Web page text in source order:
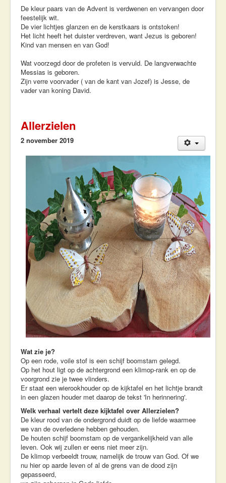
De kleur paars van de Advent is verdwenen en vervangen door
feestelijk wit.
De vier lichtjes glanzen en de kerstkaars is ontstoken!
Het licht heeft het duister verdreven, want Jezus is geboren!
Kind van mensen en van God!
Wat voorzegd door de profeten is vervuld. De langverwachte
Messias is geboren.
Zijn verre voorvader ( van de kant van Jozef) is Jesse, de
vader van koning David.
Allerzielen
2 november 2019
Wat zie je?
Op een rode, voile stof is een schijf boomstam gelegd.
Op het hout ligt op de achtergrond een klimop-rank en op de
voorgrond zie je twee vlinders.
Er staat een wierookhouder op de kijktafel en het lichtje brandt
in een glazen houder met daarop de tekst 'In herinnering'.
Welk verhaal vertelt deze kijktafel over Allerzielen?
De kleur rood van de ondergrond duidt op de liefde waarmee
we van de overledene hebben gehouden.
De houten schijf boomstam op de vergankelijkheid van alle
leven. Ook wij zullen er eens niet meer zijn.
De klimop verbeeldt trouw, namelijk de trouw van God. Of we
nu hier op aarde leven of al de grens van de dood zijn
gepasseerd,